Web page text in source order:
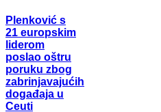
Plenković s
21 europskim
liderom
poslao oštru
poruku zbog
zabrinjavajućih
događaja u
Ceuti